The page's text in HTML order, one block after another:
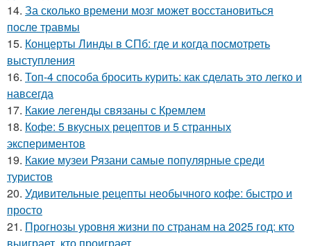
14. За сколько времени мозг может восстановиться
после травмы
15. Концерты Линды в СПб: где и когда посмотреть
выступления
16. Топ-4 способа бросить курить: как сделать это легко и
навсегда
17. Какие легенды связаны с Кремлем
18. Кофе: 5 вкусных рецептов и 5 странных
экспериментов
19. Какие музеи Рязани самые популярные среди
туристов
20. Удивительные рецепты необычного кофе: быстро и
просто
21. Прогнозы уровня жизни по странам на 2025 год: кто